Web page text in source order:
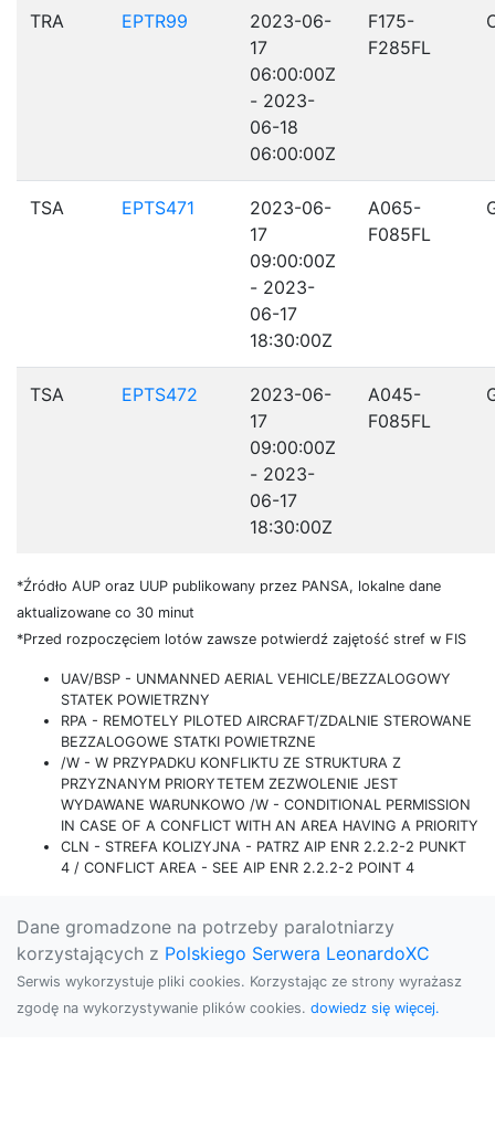
TRA EPTR99
2023-06-
17
06:00:00Z
- 2023-
06-18
06:00:00Z
F175-
F285FL
TSA EPTS471
2023-06-
17
09:00:00Z
- 2023-
06-17
18:30:00Z
A065-
F085FL
TSA EPTS472
2023-06-
17
09:00:00Z
- 2023-
06-17
18:30:00Z
A045-
F085FL
*Źródło AUP oraz UUP publikowany przez PANSA, lokalne dane
aktualizowane co 30 minut
*Przed rozpoczęciem lotów zawsze potwierdź zajętość stref w FIS
UAV/BSP - UNMANNED AERIAL VEHICLE/BEZZALOGOWY
STATEK POWIETRZNY
RPA - REMOTELY PILOTED AIRCRAFT/ZDALNIE STEROWANE
BEZZALOGOWE STATKI POWIETRZNE
/W - W PRZYPADKU KONFLIKTU ZE STRUKTURA Z
PRZYZNANYM PRIORYTETEM ZEZWOLENIE JEST
WYDAWANE WARUNKOWO /W - CONDITIONAL PERMISSION
IN CASE OF A CONFLICT WITH AN AREA HAVING A PRIORITY
CLN - STREFA KOLIZYJNA - PATRZ AIP ENR 2.2.2-2 PUNKT
4 / CONFLICT AREA - SEE AIP ENR 2.2.2-2 POINT 4
Dane gromadzone na potrzeby paralotniarzy
korzystających z Polskiego Serwera LeonardoXC
Serwis wykorzystuje pliki cookies. Korzystając ze strony wyrażasz
zgodę na wykorzystywanie plików cookies. dowiedz się więcej.